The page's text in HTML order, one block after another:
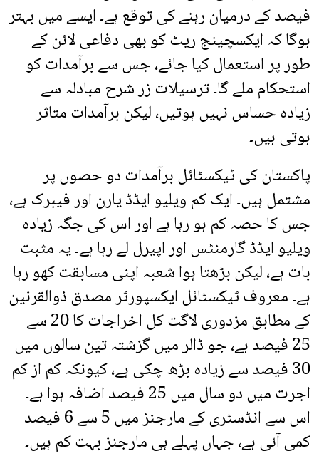
فیصد کے درمیان رہنے کی توقع ہے۔ ایسے میں بہتر
ہوگا کہ ایکسچینج ریٹ کو بھی دفاعی لائن کے
طور پر استعمال کیا جائے، جس سے برآمدات کو
استحکام ملے گا۔ ترسیلات زر شرح مبادلہ سے
زیادہ حساس نہیں ہوتیں، لیکن برآمدات متاثر
ہوتی ہیں۔
پاکستان کی ٹیکسٹائل برآمدات دو حصوں پر
مشتمل ہیں۔ ایک کم ویلیو ایڈڈ یارن اور فیبرک ہے،
جس کا حصہ کم ہو رہا ہے اور اس کی جگہ زیادہ
ویلیو ایڈڈ گارمنٹس اور اپیرل لے رہا ہے۔ یہ مثبت
بات ہے، لیکن بڑھتا ہوا شعبہ اپنی مسابقت کھو رہا
ہے۔ معروف ٹیکسٹائل ایکسپورٹر مصدق ذوالقرنین
کے مطابق مزدوری لاگت کل اخراجات کا 20 سے
25 فیصد ہے، جو ڈالر میں گزشتہ تین سالوں میں
30 فیصد سے زیادہ بڑھ چکی ہے، کیونکہ کم از کم
اجرت میں دو سال میں 25 فیصد اضافہ ہوا ہے۔
اس سے انڈسٹری کے مارجنز میں 5 سے 6 فیصد
کمی آئی ہے، جہاں پہلے ہی مارجنز بہت کم ہیں۔